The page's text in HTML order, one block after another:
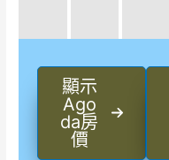
顯示
Ago
da房
價